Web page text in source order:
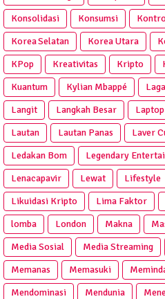
Konsolidasi
Konsumsi
Korea Selatan
Korea Utara
KPop
Kreativitas Kripto
Kuantum
Kylian Mbappé
Langit
Langkah Besar Laptop
Lautan
Lautan Panas Laver
Ledakan Bom
Legendary
Lenacapavir
Lewat Lifestyle
Likuidasi Kripto
Lima Faktor
lomba
London Makna
Media Sosial
Media Streaming
Memanas
Memasuki
Mendominasi
Mendunia